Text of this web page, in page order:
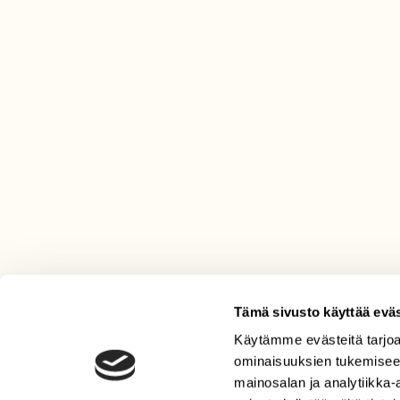
Tämä sivusto käyttää
Käytämme evästeitä
ominaisuuksien
mainosalan ja
LEHTI
Uusin lehti